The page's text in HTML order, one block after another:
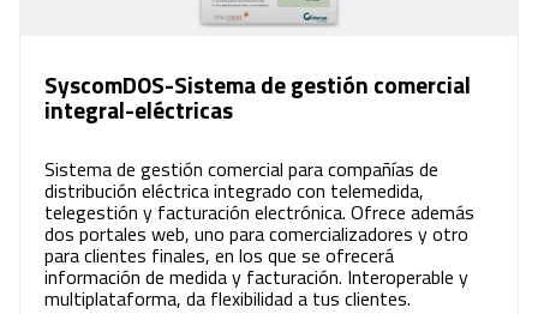
SyscomDOS-Sistema de gestión comercial
integral-eléctricas
Sistema de gestión comercial para compañías de
distribución eléctrica integrado con telemedida,
telegestión y facturación electrónica. Ofrece además
dos portales web, uno para comercializadores y otro
para clientes finales, en los que se ofrecerá
información de medida y facturación. Interoperable y
multiplataforma, da flexibilidad a tus clientes.